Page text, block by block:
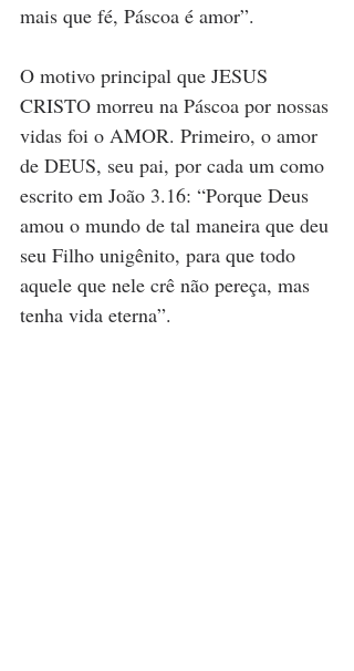
mais que fé, Páscoa é amor”.
O motivo principal que JESUS
CRISTO morreu na Páscoa por nossas
vidas foi o AMOR. Primeiro, o amor
de DEUS, seu pai, por cada um como
escrito em João 3.16: “Porque Deus
amou o mundo de tal maneira que deu
seu Filho unigênito, para que todo
aquele que nele crê não pereça, mas
tenha vida eterna”.